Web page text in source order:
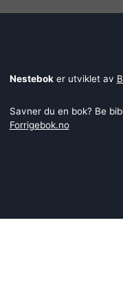
Nesteboker utviklet av
Savner du en bok? Be
Forrigebok.no